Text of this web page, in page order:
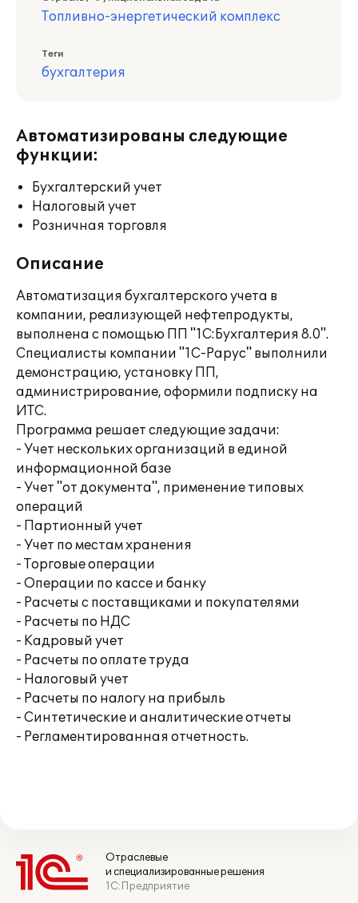
Топливно-энергетический комплекс
Теги
бухгалтерия
Автоматизированы следующие
функции:
Бухгалтерский учет
Налоговый учет
Розничная торговля
Описание
Автоматизация бухгалтерского учета в
компании, реализующей нефтепродукты,
выполнена с помощью ПП "1С:Бухгалтерия 8.0".
Специалисты компании "1С-Рарус" выполнили
демонстрацию, установку ПП,
администрирование, оформили подписку на
ИТС.
Программа решает следующие задачи:
- Учет нескольких организаций в единой
информационной базе
- Учет "от документа", применение типовых
операций
- Партионный учет
- Учет по местам хранения
- Торговые операции
- Операции по кассе и банку
- Расчеты с поставщиками и покупателями
- Расчеты по НДС
- Кадровый учет
- Расчеты по оплате труда
- Налоговый учет
- Расчеты по налогу на прибыль
- Синтетические и аналитические отчеты
- Регламентированная отчетность.
Отраслевые
и специализированные решения
1С:Предприятие